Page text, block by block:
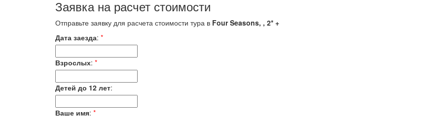
Заявка на расчет стоимости
Отправьте заявку для расчета стоимости тура в Four Seasons, , 2* +
Дата заезда: *
Взрослых: *
Детей до 12 лет:
Ваше имя: *